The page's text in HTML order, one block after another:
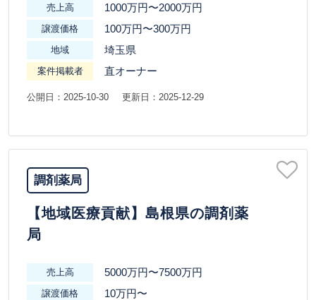
売上高 1000万円〜2000万円
譲渡価格 100万円〜300万円
地域 埼玉県
案件掲載者 直オーナー
公開日：2025-10-30 更新日：2025-12-29
調剤薬局
【地域医療貢献】島根県の調剤薬
局
売上高 5000万円〜7500万円
譲渡価格 10万円〜